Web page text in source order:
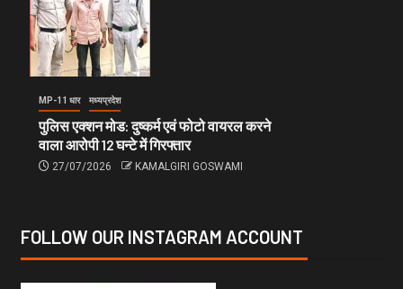
MP-11 धार मध्यप्रदेश
पुलिस एक्शन मोड: दुष्कर्म एवं फोटो वायरल करने
वाला आरोपी 12 घन्टे में गिरफ्तार
27/07/2026 KAMALGIRI GOSWAMI
FOLLOW OUR INSTAGRAM ACCOUNT